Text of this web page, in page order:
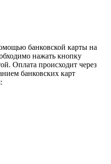
банковской карты на
нажать кнопку
Оплата происходит через
банковских карт